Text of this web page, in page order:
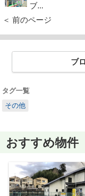
ブ...
＜ 前のページ
ブ
タグ一覧
その他
おすすめ物件